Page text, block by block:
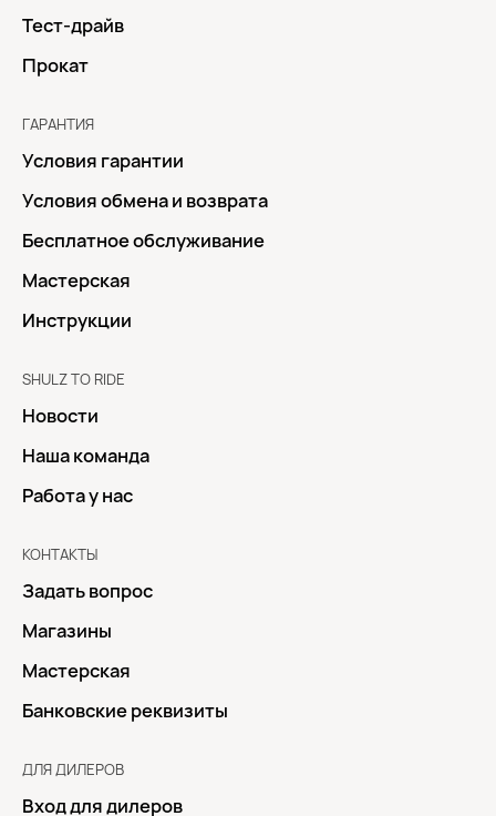
Тест-драйв
Прокат
ГАРАНТИЯ
Условия гарантии
Условия обмена и возврата
Бесплатное обслуживание
Мастерская
Инструкции
SHULZ TO RIDE
Новости
Наша команда
Работа у нас
КОНТАКТЫ
Задать вопрос
Магазины
Мастерская
Банковские реквизиты
ДЛЯ ДИЛЕРОВ
Вход для дилеров